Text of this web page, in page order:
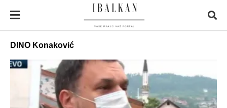
DINO Konaković